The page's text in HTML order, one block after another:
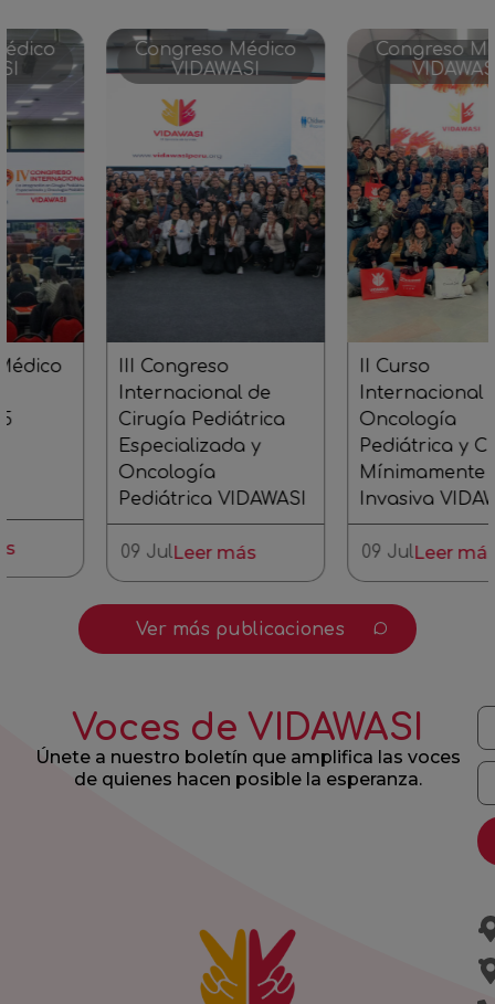
Congreso Médico
VIDAWASI
III Congreso
Internacional de
Cirugía Pediátrica
Especializada y
Oncología
Pediátrica VIDAWASI
Leer más
Congreso Médico
VIDAWASI
Internacional de
Oncología
Pediátrica y Cirugía
Mínimamente
Invasiva VIDAWASI
Leer más
Ver más publicaciones
Voces de VIDAWASI
Únete a nuestro boletín que amplifica las voces
de quienes hacen posible la esperanza.